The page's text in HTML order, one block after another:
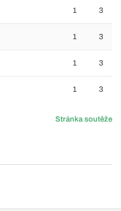
1 3
1 3
1 3
1 3
Stránka soutěže